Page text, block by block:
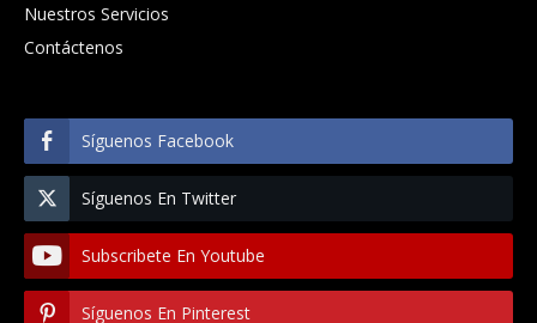
Nuestros Servicios
Contáctenos
Síguenos Facebook
Síguenos En Twitter
Subscribete En Youtube
Síguenos En Pinterest